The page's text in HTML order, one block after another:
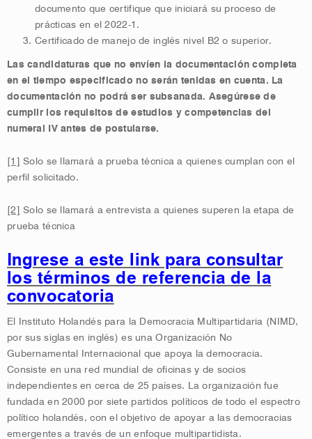
documento que certifique que iniciará su proceso de
prácticas en el 2022-1.
Certificado de manejo de inglés nivel B2 o superior.
Las candidaturas que no envíen la documentación completa
en el tiempo especificado no serán tenidas en cuenta. La
documentación no podrá ser subsanada. Asegúrese de
cumplir los requisitos de estudios y competencias del
numeral IV antes de postularse.
[1]
Solo se llamará a prueba técnica a quienes cumplan con el
perfil solicitado.
[2]
Solo se llamará a entrevista a quienes superen la etapa de
prueba técnica
Ingrese a este link para consultar
los términos de referencia de la
convocatoria
El Instituto Holandés para la Democracia Multipartidaria (NIMD,
por sus siglas en inglés) es una Organización No
Gubernamental Internacional que apoya la democracia.
Consiste en una red mundial de oficinas y de socios
independientes en cerca de 25 países. La organización fue
fundada en 2000 por siete partidos políticos de todo el espectro
político holandés, con el objetivo de apoyar a las democracias
emergentes a través de un enfoque multipartidista.